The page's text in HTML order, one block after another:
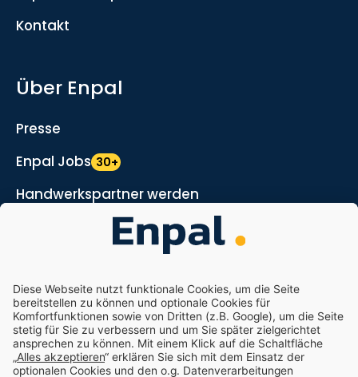
Kontakt
Über Enpal
Presse
Enpal Jobs 30+
Handwerkspartner werden
Marketing- und Vertriebspartner werden
Enpal.pro
Enpal Corporate